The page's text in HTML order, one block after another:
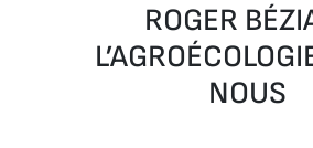
ROGER
NOUS